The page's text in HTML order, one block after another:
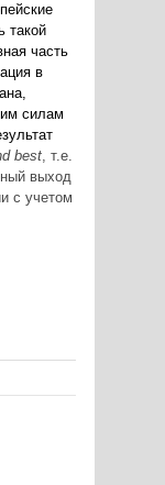
такой
часть
в
силам
best, т.е.
выход
с учетом